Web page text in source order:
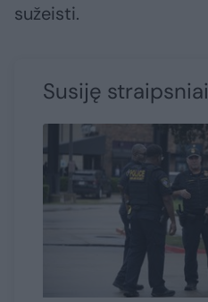
sužeisti.
Susiję straipsniai